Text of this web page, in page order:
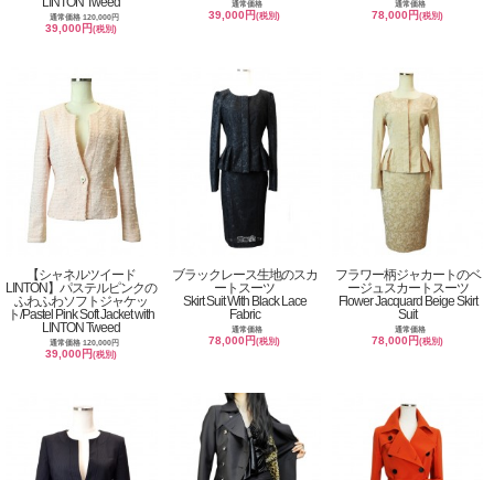
通常価格 120,000円
39,000円(税別)
通常価格
39,000円(税別)
通常価格
78,000円(税別)
【シャネルツイード
LINTON】パステルピンクの
ふわふわソフトジャケッ
ト/Pastel Pink Soft Jacket with
LINTON Tweed
通常価格 120,000円
39,000円(税別)
ブラックレース生地のスカ
ートスーツ
Skirt Suit With Black Lace
Fabric
通常価格
78,000円(税別)
フラワー柄ジャカートのベ
ージュスカートスーツ
Flower Jacquard Beige Skirt
Suit
通常価格
78,000円(税別)